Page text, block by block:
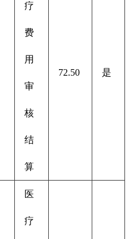
疗
费
用
审
核
结
算
72.50 是
医
疗